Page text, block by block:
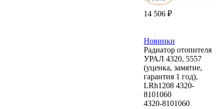
14 506 ₽
Новинки
Радиатор отопителя
УРАЛ 4320, 5557
(уценка, замятие,
гарантия 1 год),
LRh1208 4320-
8101060
4320-8101060